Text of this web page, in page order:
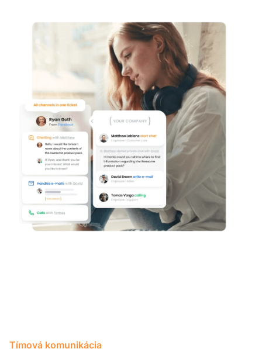
Tímová komunikácia